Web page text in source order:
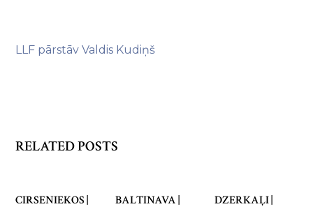
LLF pārstāv Valdis Kudiņš
RELATED POSTS
CIRSENIEKOS |
BALTINAVA |
DZERKAĻI |